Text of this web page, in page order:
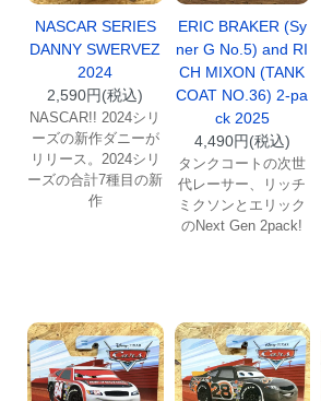
NASCAR SERIES
DANNY SWERVEZ
2024
2,590円(税込)
NASCAR!! 2024シリ
ーズの新作ダニーが
リリース。2024シリ
ーズの合計7種目の新
作
ERIC BRAKER (Sy
ner G No.5) and RI
CH MIXON (TANK
COAT NO.36) 2-pa
ck 2025
4,490円(税込)
タンクコートの次世
代レーサー、リッチ
ミクソンとエリック
のNext Gen 2pack!